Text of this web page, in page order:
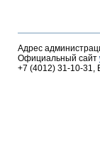
Адрес
Официальный сайт
+7 (4012) 31-10-31,